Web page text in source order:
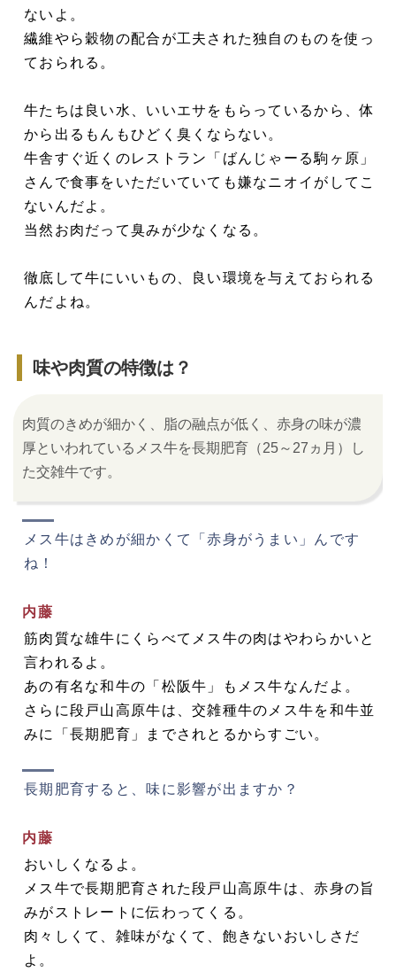
ないよ。
繊維やら穀物の配合が工夫された独自のものを使っ
ておられる。
牛たちは良い水、いいエサをもらっているから、体
から出るもんもひどく臭くならない。
牛舎すぐ近くのレストラン「ばんじゃーる駒ヶ原」
さんで食事をいただいていても嫌なニオイがしてこ
ないんだよ。
当然お肉だって臭みが少なくなる。
徹底して牛にいいもの、良い環境を与えておられる
んだよね。
味や肉質の特徴は？
肉質のきめが細かく、脂の融点が低く、赤身の味が濃
厚といわれているメス牛を長期肥育（25～27ヵ月）し
た交雑牛です。
メス牛はきめが細かくて「赤身がうまい」んです
ね！
内藤
筋肉質な雄牛にくらべてメス牛の肉はやわらかいと
言われるよ。
あの有名な和牛の「松阪牛」もメス牛なんだよ。
さらに段戸山高原牛は、交雑種牛のメス牛を和牛並
みに「長期肥育」までされとるからすごい。
長期肥育すると、味に影響が出ますか？
内藤
おいしくなるよ。
メス牛で長期肥育された段戸山高原牛は、赤身の旨
みがストレートに伝わってくる。
肉々しくて、雑味がなくて、飽きないおいしさだ
よ。